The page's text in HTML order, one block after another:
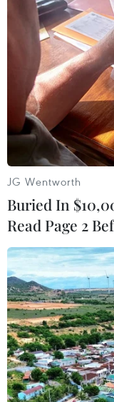
TIN LIÊN
Trung Quốc
Mạnh Hoành
08/10/2018 00:20
Theo một thông
sát Quốc gia, cơ
JG Wentworth
Buried In
Read Page 2